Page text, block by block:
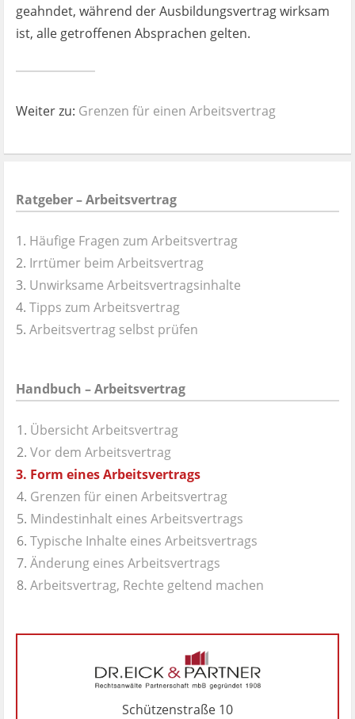
geahndet, während der Ausbildungsvertrag wirksam
ist, alle getroffenen Absprachen gelten.
Weiter zu: Grenzen für einen Arbeitsvertrag
Ratgeber – Arbeitsvertrag
Häufige Fragen zum Arbeitsvertrag
Irrtümer beim Arbeitsvertrag
Unwirksame Arbeitsvertragsinhalte
Tipps zum Arbeitsvertrag
Arbeitsvertrag selbst prüfen
Handbuch – Arbeitsvertrag
Übersicht Arbeitsvertrag
Vor dem Arbeitsvertrag
Form eines Arbeitsvertrags
Grenzen für einen Arbeitsvertrag
Mindestinhalt eines Arbeitsvertrags
Typische Inhalte eines Arbeitsvertrags
Änderung eines Arbeitsvertrags
Arbeitsvertrag, Rechte geltend machen
Schützenstraße 10